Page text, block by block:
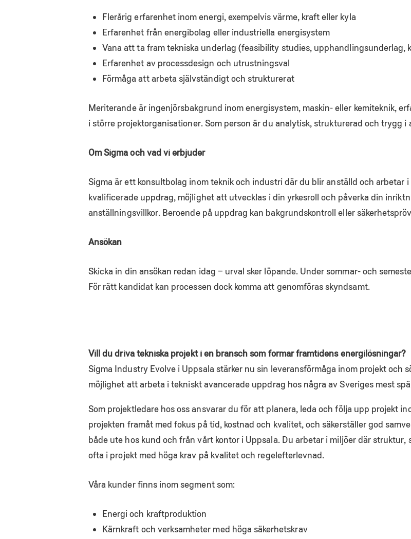
Flerårig erfarenhet inom energi, exempelvis värme, kraft eller kyla
Erfarenhet från energibolag eller industriella energisystem
Vana att ta fram tekniska underlag (feasibility studies, upphandlingsunderlag,
Erfarenhet av processdesign och utrustningsval
Förmåga att arbeta självständigt och strukturerat
Meriterande är ingenjörsbakgrund inom energisystem, maskin- eller kemiteknik,
i större projektorganisationer. Som person är du analytisk, strukturerad och trygg
Om Sigma och vad vi erbjuder
Sigma är ett konsultbolag inom teknik och industri där du blir anställd och arbetar
kvalificerade uppdrag, möjlighet att utvecklas i din yrkesroll och påverka din
anställningsvillkor. Beroende på uppdrag kan bakgrundskontroll eller
Ansökan
Skicka in din ansökan redan idag – urval sker löpande. Under sommar- och
För rätt kandidat kan processen dock komma att genomföras skyndsamt.
Vill du driva tekniska projekt i en bransch som formar framtidens energilösningar?
Sigma Industry Evolve i Uppsala stärker nu sin leveransförmåga inom projekt och
möjlighet att arbeta i tekniskt avancerade uppdrag hos några av Sveriges mest
Som projektledare hos oss ansvarar du för att planera, leda och följa upp projekt
projekten framåt med fokus på tid, kostnad och kvalitet, och säkerställer god
både ute hos kund och från vårt kontor i Uppsala. Du arbetar i miljöer där
ofta i projekt med höga krav på kvalitet och regelefterlevnad.
Våra kunder finns inom segment som:
Energi och kraftproduktion
Kärnkraft och verksamheter med höga säkerhetskrav